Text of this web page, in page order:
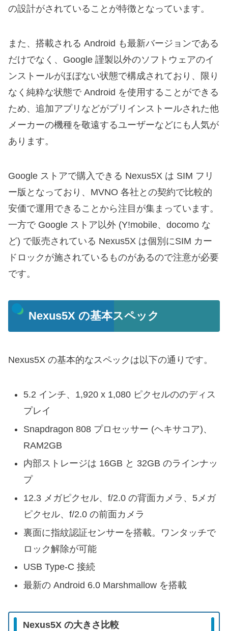
の設計がされていることが特徴となっています。
また、搭載される Android も最新バージョンである
だけでなく、Google 謹製以外のソフトウェアのイ
ンストールがほぼない状態で構成されており、限り
なく純粋な状態で Android を使用することができる
ため、追加アプリなどがプリインストールされた他
メーカーの機種を敬遠するユーザーなどにも人気が
あります。
Google ストアで購入できる Nexus5X は SIM フリ
ー版となっており、MVNO 各社との契約で比較的
安価で運用できることから注目が集まっています。
一方で Google ストア以外 (Y!mobile、docomo な
ど) で販売されている Nexus5X は個別にSIM カー
ドロックが施されているものがあるので注意が必要
です。
Nexus5X の基本スペック
Nexus5X の基本的なスペックは以下の通りです。
5.2 インチ、1,920 x 1,080 ピクセルののディス
プレイ
Snapdragon 808 プロセッサー (ヘキサコア)、
RAM2GB
内部ストレージは 16GB と 32GB のラインナッ
プ
12.3 メガピクセル、f/2.0 の背面カメラ、5メガ
ピクセル、f/2.0 の前面カメラ
裏面に指紋認証センサーを搭載。ワンタッチで
ロック解除が可能
USB Type-C 接続
最新の Android 6.0 Marshmallow を搭載
Nexus5X の大きさ比較